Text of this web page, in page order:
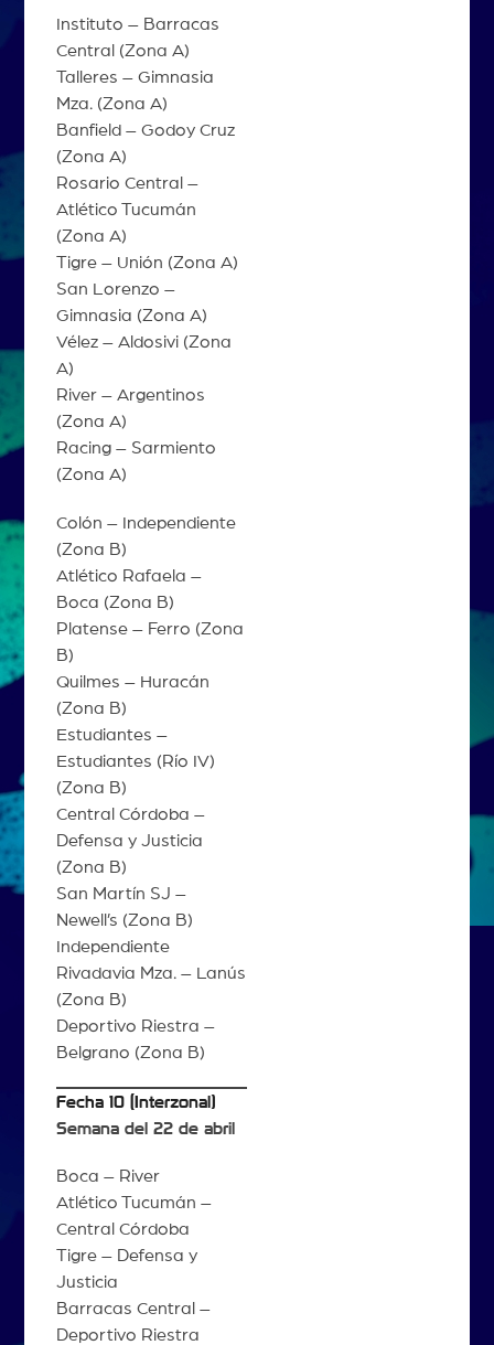
Instituto – Barracas
Central (Zona A)
Talleres – Gimnasia
Mza. (Zona A)
Banfield – Godoy Cruz
(Zona A)
Rosario Central –
Atlético Tucumán
(Zona A)
Tigre – Unión (Zona A)
San Lorenzo –
Gimnasia (Zona A)
Vélez – Aldosivi (Zona
A)
River – Argentinos
(Zona A)
Racing – Sarmiento
(Zona A)
Colón – Independiente
(Zona B)
Atlético Rafaela –
Boca (Zona B)
Platense – Ferro (Zona
B)
Quilmes – Huracán
(Zona B)
Estudiantes –
Estudiantes (Río IV)
(Zona B)
Central Córdoba –
Defensa y Justicia
(Zona B)
San Martín SJ –
Newell’s (Zona B)
Independiente
Rivadavia Mza. – Lanús
(Zona B)
Deportivo Riestra –
Belgrano (Zona B)
Fecha 10(Interzonal)
Semana del 22 de abril
Boca – River
Atlético Tucumán –
Central Córdoba
Tigre – Defensa y
Justicia
Barracas Central –
Deportivo Riestra